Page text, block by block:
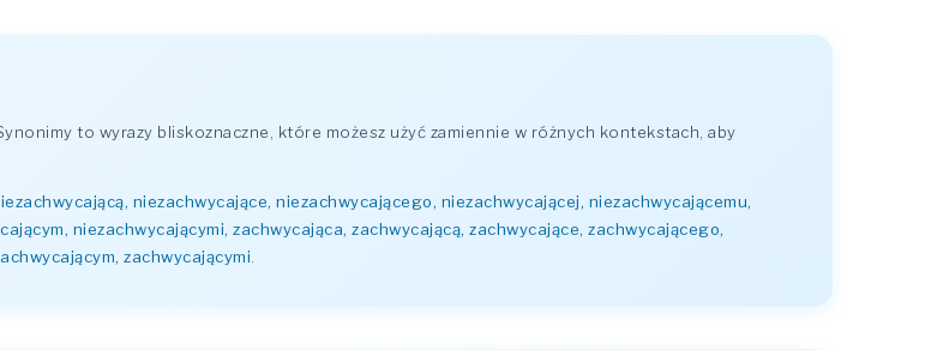
to wyrazy bliskoznaczne, które możesz użyć zamiennie w różnych kontekstach, aby
niezachwycające, niezachwycającego, niezachwycającej, niezachwycającemu,
niezachwycającymi, zachwycająca, zachwycającą, zachwycające, zachwycającego,
zachwycającymi